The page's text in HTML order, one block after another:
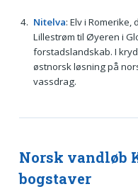
Nitelva: Elv i
Lillestrøm til Øyeren i
forstadslandskab. I
østnorsk løsning på
vassdrag.
Norsk vandløb
bogstaver